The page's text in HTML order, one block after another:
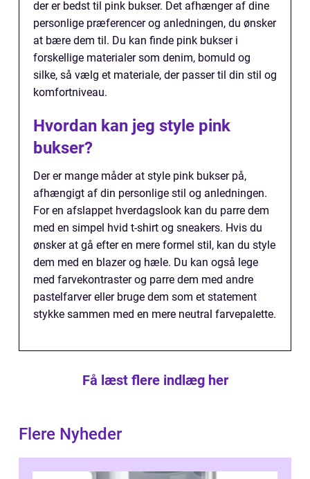
der er bedst til pink bukser. Det afhænger af dine
personlige præferencer og anledningen, du ønsker
at bære dem til. Du kan finde pink bukser i
forskellige materialer som denim, bomuld og
silke, så vælg et materiale, der passer til din stil og
komfortniveau.
Hvordan kan jeg style pink
bukser?
Der er mange måder at style pink bukser på,
afhængigt af din personlige stil og anledningen.
For en afslappet hverdagslook kan du parre dem
med en simpel hvid t-shirt og sneakers. Hvis du
ønsker at gå efter en mere formel stil, kan du style
dem med en blazer og hæle. Du kan også lege
med farvekontraster og parre dem med andre
pastelfarver eller bruge dem som et statement
stykke sammen med en mere neutral farvepalette.
Få læst flere indlæg her
Flere Nyheder